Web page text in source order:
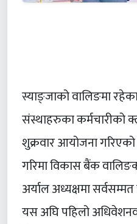
स्याङ्जाको वालिङमा
संस्थाहरुका कर्मचारीको
शुक्रवार आयोजना
गरिमा विकास बैंक
अर्याल अध्यक्षमा
यस अघि पहिलो